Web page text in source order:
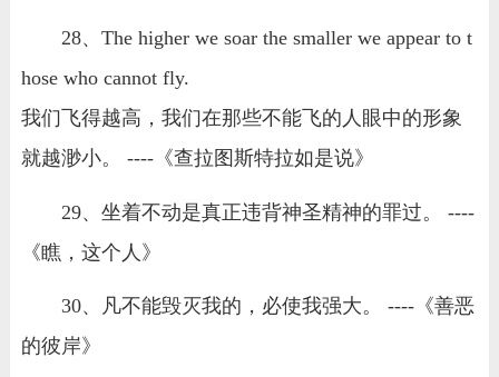
28、The higher we soar the smaller we appear to t
hose who cannot fly.
我们飞得越高，我们在那些不能飞的人眼中的形象
就越渺小。 ----《查拉图斯特拉如是说》
29、坐着不动是真正违背神圣精神的罪过。 ----
《瞧，这个人》
30、凡不能毁灭我的，必使我强大。 ----《善恶
的彼岸》